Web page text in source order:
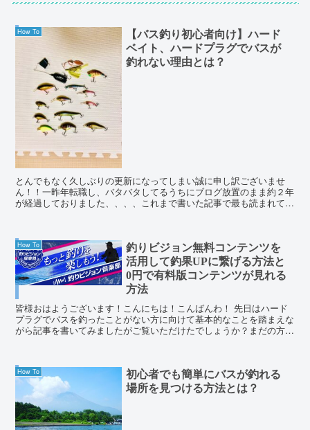
How To
【バス釣り初心者向け】ハード
ベイト、ハードプラグでバスが
釣れない理由とは？
とんでもなく久しぶりの更新になってしまい誠に申し訳ございませ
ん！！一昨年転職し、バタバタしてるうちにブログ放置のまま約２年
が経過しておりました、、、、これまで書いた記事で最も読まれてい
How To
釣りビジョン無料コンテンツを
活用して釣果UPに繋げる方法と
0円で有料版コンテンツが見れる
方法
皆様おはようございます！こんにちは！こんばんわ！ 先日はハード
プラグでバスを釣ったことがない方に向けて基本的なことを踏まえな
がら記事を書いてみましたがご覧いただけたでしょうか？まだの方は
How To
初心者でも簡単にバスが釣れる
場所を見つける方法とは？